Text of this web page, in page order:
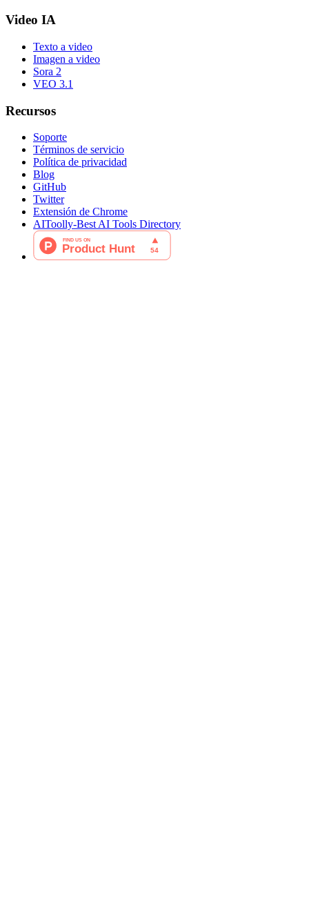
Video IA
Texto a video
Imagen a video
Sora 2
VEO 3.1
Recursos
Soporte
Términos de servicio
Política de privacidad
Blog
GitHub
Twitter
Extensión de Chrome
AIToolly-Best AI Tools Directory